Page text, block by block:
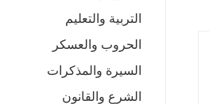
التربية والتعليم
الحروب والعسكر
السيرة والمذكرات
الشرع والقانون